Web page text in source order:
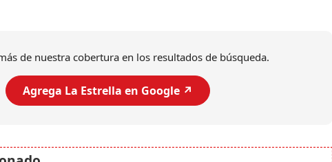
de nuestra cobertura en los resultados de búsqueda.
Agrega La Estrella en Google ↗️
7,1 se registró este martes 28 de
julio en la prefectura de Kumamoto,
al sur de Japón, provocando una